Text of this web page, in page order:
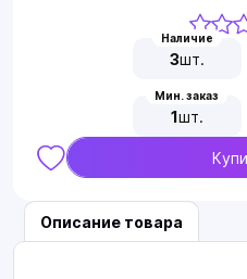
Наличие
3шт.
Мин. заказ
1шт.
Описание товара